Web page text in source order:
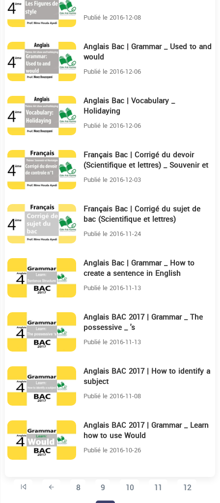
Publié le 2016-12-08
4:30 Anglais Bac | Grammar _ Used to and
would
Publié le 2016-12-06
6:24 Anglais Bac | Vocabulary _
Holidaying
Publié le 2016-12-06
12:2 Français Bac | Corrigé du devoir
(Scientifique et lettres) _ Souvenir et
Nostalgie
Publié le 2016-12-03
23:31 Français Bac | Corrigé du sujet de
bac (Scientifique et lettres)
Publié le 2016-11-24
Anglais Bac | Grammar _ How to
create a sentence in English
Publié le 2016-11-13
Anglais BAC 2017 | Grammar _ The
possessive _ 's
Publié le 2016-11-13
Anglais BAC 2017 | How to identify a
subject
Publié le 2016-11-08
Anglais BAC 2017 | Grammar _ Learn
how to use Would
Publié le 2016-10-26
8 9 10 11
12